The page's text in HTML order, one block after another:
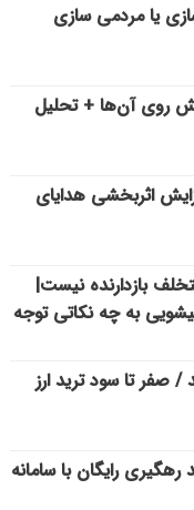
یا مردمی سازی
روی آن‌ها + تحلیل
اثربخشی هدایای
بازدارنده نیست|
به چه نکاتی توجه
صفر تا سود ترید ارز
رایگان با سامانه